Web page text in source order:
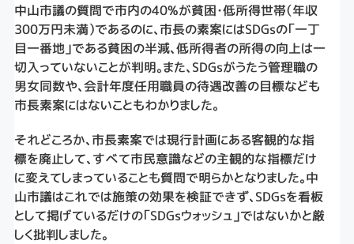
中山市議の質問で市内の40%が貧困・低所得世帯（年収
300万円未満）であるのに、市長の素案にはSDGsの「一丁
目一番地」である貧困の半減、低所得者の所得の向上は一
切入っていないことが判明。また、SDGsがうたう管理職の
男女同数や、会計年度任用職員の待遇改善の目標なども
市長素案にはないこともわかりました。
それどころか、市長素案では現行計画にある客観的な指
標を廃止して、すべて市民意識などの主観的な指標だけ
に変えてしまっていることも質問で明らかとなりました。中
山市議はこれでは施策の効果を検証できず、SDGsを看板
として掲げているだけの「SDGsウォッシュ」ではないかと厳
しく批判しました。